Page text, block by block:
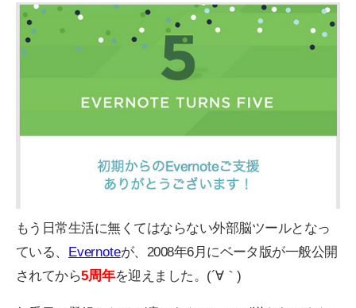
もう日常生活に無くてはならない外部脳ツールとなっ
ている、 Evernoteが、2008年6月にベータ版が一般公開
されてから5周年を迎えました。(´∀｀)